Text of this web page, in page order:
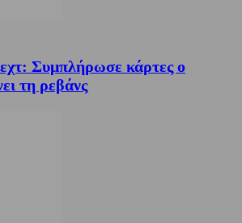
Συμπλήρωσε κάρτες ο
τη ρεβάνς